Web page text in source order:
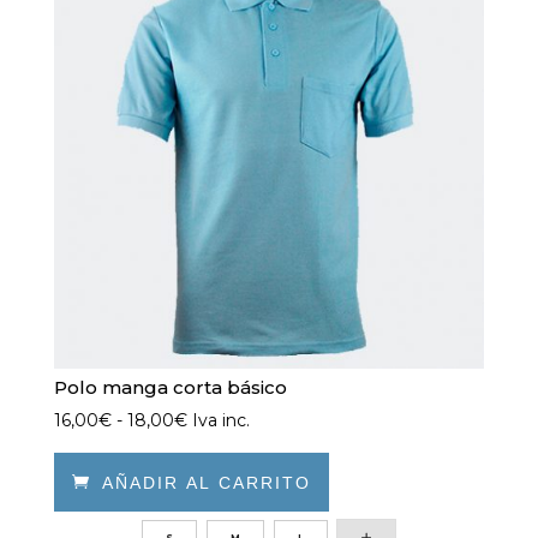
opciones
pueden
Polo manga corta básico
16,00€ - 18,00€Rango
de
precios:
desde
Iva inc.
 AÑADIR AL CARRITO